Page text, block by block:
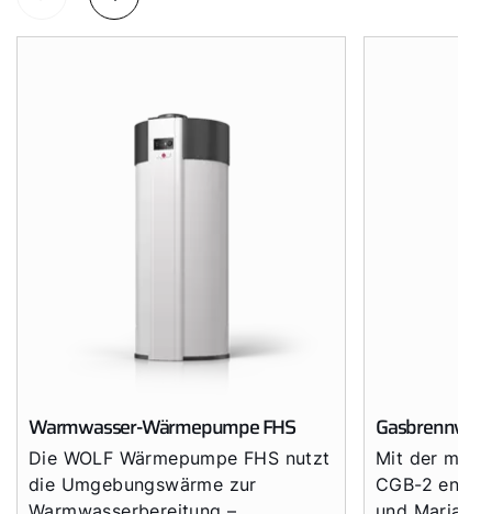
Warmwasser-Wärmepumpe FHS
Die WOLF Wärmepumpe FHS nutzt
die Umgebungswärme zur
Mit der
CGB-2